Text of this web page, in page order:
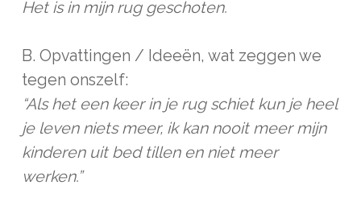
Het is in mijn rug geschoten.
B. Opvattingen / Ideeën, wat zeggen we
tegen onszelf:
“Als het een keer in je rug schiet kun je heel
je leven niets meer, ik kan nooit meer mijn
kinderen uit bed tillen en niet meer
werken.”